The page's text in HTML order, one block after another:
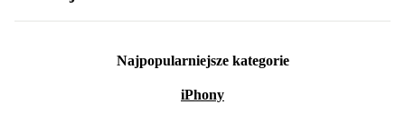
Najpopularniejsze kategorie
iPhony